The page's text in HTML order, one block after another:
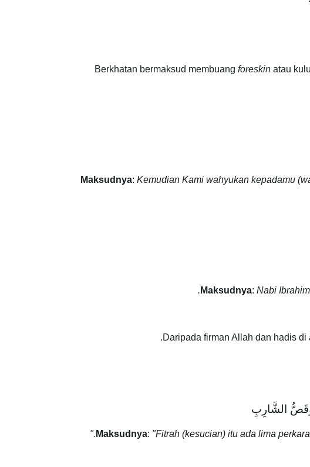
Berkhatan bermaksud membuang foreskin atau
Maksudnya: Kemudian Kami wahyukan kepadamu
Maksudnya: Nabi
Daripada firman Allah dan hadis
وَقَصُّ الشَّارِبِ
Maksudnya: "Fitrah (kesucian) itu ada lima